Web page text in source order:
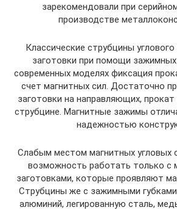
зарекомендовали при
производстве
Классические струбцины
заготовки при помощи зажимных
современных моделях фиксация
счет магнитных сил. Достаточно
заготовки на направляющих, прокат
струбцине. Магнитные зажимы
надежностью
Слабым местом магнитных угловых
возможность работать только с
заготовками, которые проявляют
Струбцины же с зажимными
алюминий, легированную сталь,